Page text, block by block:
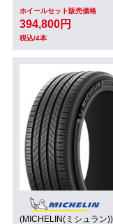
ホイールセット販売価格
394,800円
税込/4本
(MICHELIN(ミシュラン))